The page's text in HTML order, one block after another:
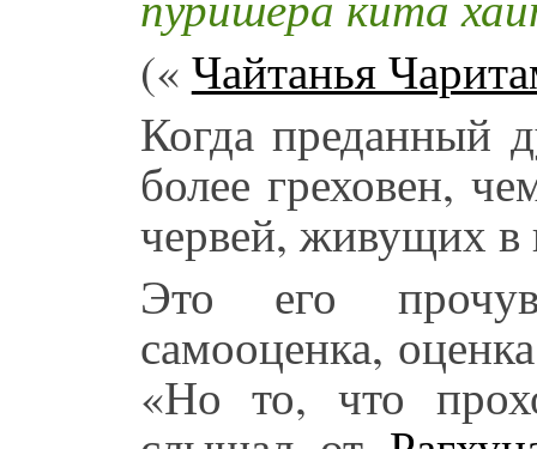
(« Чайтанья
Когда преданный
более греховен,
червей, живущих в
Это его
самооценка,
«Но то, что